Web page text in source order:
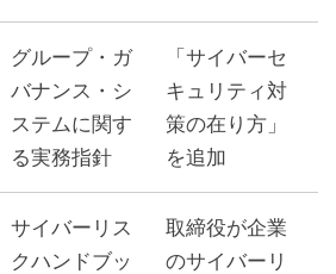
グループ・ガ
バナンス・シ
ステムに関す
る実務指針
「サイバーセ
キュリティ対
策の在り方」
を追加
サイバーリス
クハンドブッ
取締役が企業
のサイバーリ